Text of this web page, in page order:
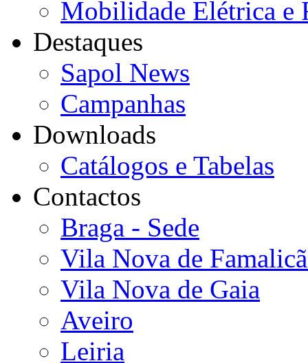
Mobilidade Elétrica e
Destaques
Sapol News
Campanhas
Downloads
Catálogos e Tabelas
Contactos
Braga - Sede
Vila Nova de
Vila Nova de Gaia
Aveiro
Leiria